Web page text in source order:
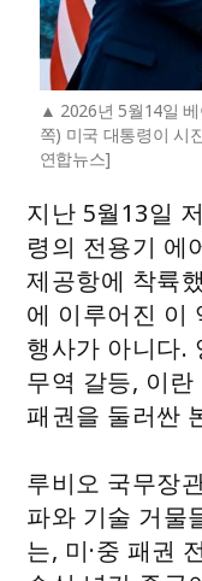
2026년 5월14일
쪽) 미국 대통령이 시
연합뉴스]
지난 5월13일
령의 전용기 에
제공항에 착륙
에 이루어진 이
행사가 아니다.
무역 갈등, 이
패권을 둘러싼
루비오 국무장
파와 기술 거물
는, 미·중 패권